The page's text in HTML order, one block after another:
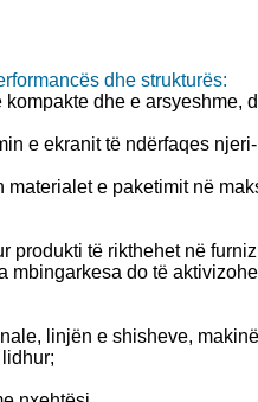
dhe strukturës:
dhe e arsyeshme,
e ekranit të ndërfaqes
e paketimit në
produkti të rikthehet në
mbingarkesa do të
linjën e shisheve,